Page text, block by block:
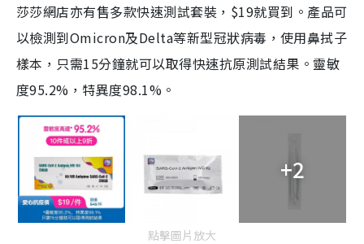
莎莎網店亦有售多款快速測試套裝，$19就買到。產品可
以檢測到Omicron及Delta等新型冠狀病毒，使用鼻拭子
樣本，只需15分鐘就可以取得快速抗原測試結果。靈敏
度95.2%，特異度98.1%。
+2
點擊圖片放大